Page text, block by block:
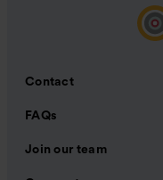
Contact
FAQs
Join our team